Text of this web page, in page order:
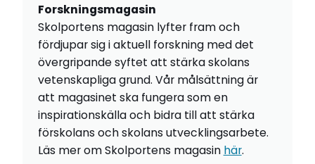
Forskningsmagasin
Skolportens magasin lyfter fram och
fördjupar sig i aktuell forskning med det
övergripande syftet att stärka skolans
vetenskapliga grund. Vår målsättning är
att magasinet ska fungera som en
inspirationskälla och bidra till att stärka
förskolans och skolans utvecklingsarbete.
Läs mer om Skolportens magasin här.